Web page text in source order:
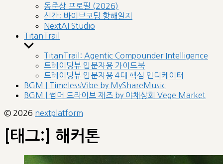
sub
menu
동준상 프로필 (2026)
신간: 바이브코딩 항해일지
NextAI Studio
TitanTrail
Show
sub
menu
TitanTrail: Agentic Compounder Intelligence
트레이딩뷰 입문자용 가이드북
트레이딩뷰 입문자용 4대 핵심 인디케이터
BGM | TimelessVibe by MyShareMusic
BGM | 썸머 드라이브 재즈 by 야채상회 Vege Market
© 2026 nextplatform
[태그:] 해커톤